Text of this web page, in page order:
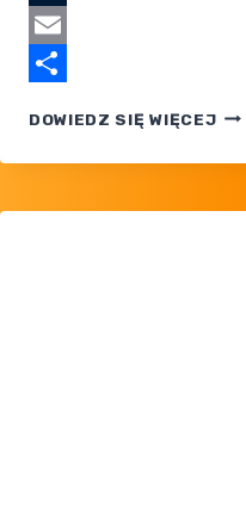
Tumblr
Email
DOWIEDZ SIĘ WIĘCEJ
I